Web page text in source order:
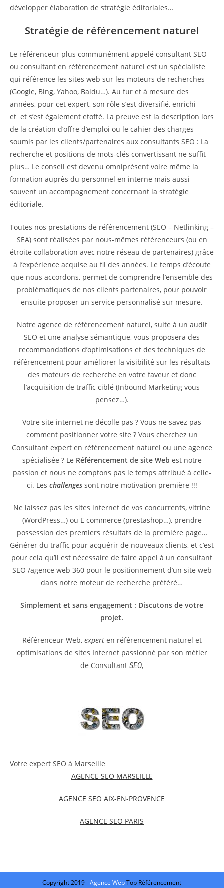
développer élaboration de stratégie éditoriales…
Stratégie de référencement naturel
Le référenceur plus communément appelé consultant SEO
ou consultant en référencement naturel est un spécialiste
qui référence les sites web sur les moteurs de recherches
(Google, Bing, Yahoo, Baidu…). Au fur et à mesure des
années, pour cet expert, son rôle s’est diversifié, enrichi
et et s’est également etoffé. La preuve est la description lors
de la création d’offre d’emploi ou le cahier des charges
soumis par les clients/partenaires aux consultants SEO : La
recherche et positions de mots-clés convertissant ne suffit
plus… Le conseil est devenu omniprésent voire même la
formation auprès du personnel en interne mais aussi
souvent un accompagnement concernant la stratégie
éditoriale.
Toutes nos prestations de référencement (SEO – Netlinking –
SEA) sont réalisées par nous-mêmes référenceurs (ou en
étroite collaboration avec notre réseau de partenaires) grâce
à l’expérience acquise au fil des années. Le temps d’écoute
que nous accordons, permet de comprendre l’ensemble des
problématiques de nos clients partenaires, pour pouvoir
ensuite proposer un service personnalisé sur mesure.
Notre agence de référencement naturel, suite à un audit
SEO et une analyse sémantique, vous proposera des
recommandations d’optimisations et des techniques de
référencement pour améliorer la visibilité sur les résultats
des moteurs de recherche en votre faveur et donc
l’acquisition de traffic ciblé (Inbound Marketing vous
pensez…).
Votre site internet ne décolle pas ? Vous ne savez pas
comment positionner votre site ? Vous cherchez un
Consultant expert en référencement naturel ou une agence
spécialisée ? Le Référencement de site Web est notre
passion et nous ne comptons pas le temps attribué à celle-
ci. Les challengessont notre motivation première !!!
Ne laissez pas les sites internet de vos concurrents, vitrine
(WordPress…) ou E commerce (prestashop…), prendre
possession des premiers résultats de la première page…
Générer du traffic pour acquérir de nouveaux clients, et c’est
pour cela qu’il est nécessaire de faire appel à un consultant
SEO /agence web 360 pour le positionnement d’un site web
dans notre moteur de recherche préféré…
Simplement et sans engagement : Discutons de votre
projet.
Référenceur Web, experten référencement naturel et
optimisations de sites Internet passionné par son métier
de Consultant SEO,
Votre expert SEO à Marseille
AGENCE SEO MARSEILLE
AGENCE SEO AIX-EN-PROVENCE
AGENCE SEO PARIS
Copyright 2019 -Agence WebTop Référencement